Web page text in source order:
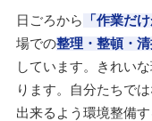
日ごろから 「作業だ
場での整理・整頓・
しています。きれい
ります。自分たちで
出来るよう環境整備